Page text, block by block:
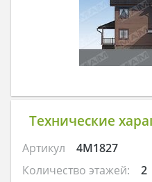
Технические
Артикул
4M1827
Количество этажей:
2